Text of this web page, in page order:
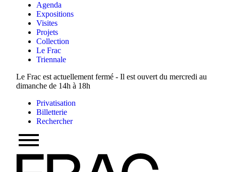
Agenda
Expositions
Visites
Projets
Collection
Le Frac
Triennale
Le Frac est actuellement fermé - Il est ouvert du mercredi au
dimanche de 14h à 18h
Privatisation
Billetterie
Rechercher